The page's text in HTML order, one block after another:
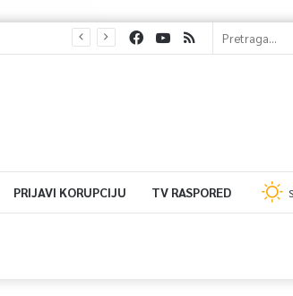
PRIJAVI KORUPCIJU TV RASPORED